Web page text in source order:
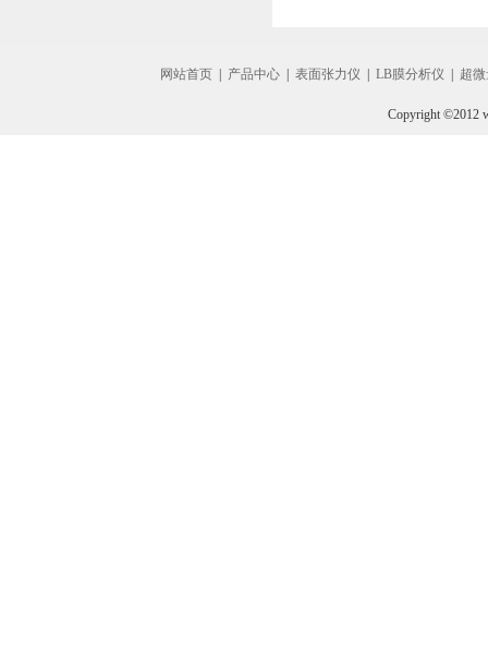
网站首页 产品中心 表面张力仪 LB膜分析仪 超
Copyright ©2012